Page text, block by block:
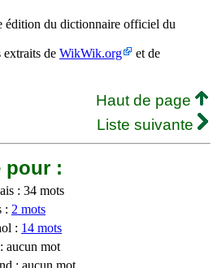
édition du dictionnaire officiel du
de WikWik.org
et de
Haut de page
Liste suivante
pour :
: 34 mots
: 2 mots
: 14 mots
aucun mot
: aucun mot